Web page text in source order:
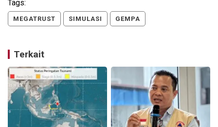
Tags:
MEGATRUST SIMULASI GEMPA
Terkait